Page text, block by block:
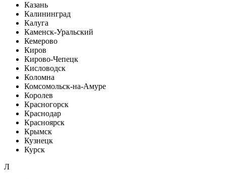
Казань
Калининград
Калуга
Каменск-Уральский
Кемерово
Киров
Кирово-Чепецк
Кисловодск
Коломна
Комсомольск-на-Амуре
Королев
Красногорск
Краснодар
Красноярск
Крымск
Кузнецк
Курск
Л